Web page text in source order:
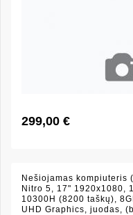
299,00 €
Nešiojamas kompiuteris
Nitro 5, 17" 1920x1080,
10300H (8200 taškų),
UHD Graphics, juodas,